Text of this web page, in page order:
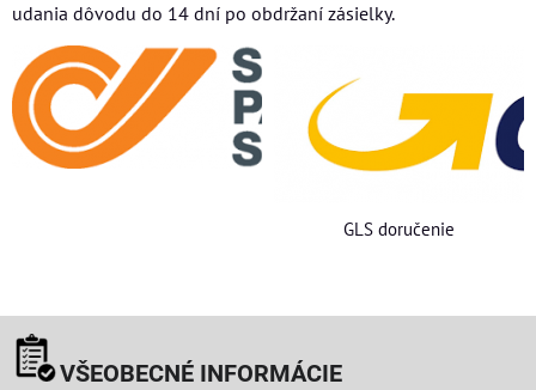
udania dôvodu do 14 dní po obdržaní zásielky.
GLS doručenie
VŠEOBECNÉ INFORMÁCIE